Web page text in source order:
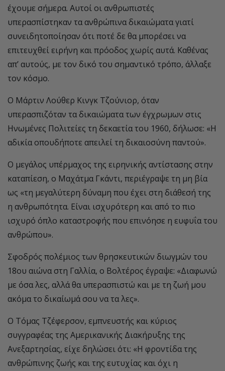
έχουμε σήμερα. Αυτοί οι ανθρωπιστές
υπερασπίστηκαν τα ανθρώπινα δικαιώματα γιατί
συνειδητοποίησαν ότι ποτέ δε θα μπορέσει να
επιτευχθεί ειρήνη και πρόοδος χωρίς αυτά. Καθένας
απ’ αυτούς, με τον δικό του σημαντικό τρόπο, άλλαξε
τον κόσμο.
Ο Μάρτιν Λούθερ Κινγκ Τζούνιορ, όταν
υπερασπιζόταν τα δικαιώματα των έγχρωμων στις
Ηνωμένες Πολιτείες τη δεκαετία του 1960, δήλωσε: «Η
αδικία οπουδήποτε απειλεί τη δικαιοσύνη παντού».
Ο μεγάλος υπέρμαχος της ειρηνικής αντίστασης στην
καταπίεση, ο Μαχάτμα Γκάντι, περιέγραψε τη μη βία
ως «τη μεγαλύτερη δύναμη που έχει στη διάθεσή της
η ανθρωπότητα. Είναι ισχυρότερη και από το πιο
ισχυρό όπλο καταστροφής που επινόησε η ευφυΐα του
ανθρώπου».
Σφοδρός πολέμιος των θρησκευτικών διωγμών του
18ου αιώνα στη Γαλλία, ο Βολτέρος έγραψε: «Διαφωνώ
με όσα λες, αλλά θα υπερασπιστώ και με τη ζωή μου
ακόμα το δικαίωμά σου να τα λες».
Ο Τόμας Τζέφερσον, εμπνευστής και κύριος
συγγραφέας της Αμερικανικής Διακήρυξης της
Ανεξαρτησίας, είχε δηλώσει ότι: «Η φροντίδα της
ανθρώπινης ζωής και της ευτυχίας και όχι η